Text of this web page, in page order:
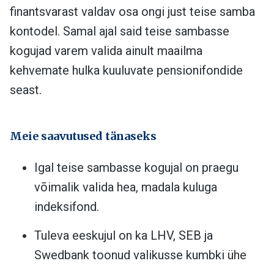
finantsvarast valdav osa ongi just teise samba
kontodel. Samal ajal said teise sambasse
kogujad varem valida ainult maailma
kehvemate hulka kuuluvate pensionifondide
seast.
Meie saavutused tänaseks
Igal teise sambasse kogujal on praegu
võimalik valida hea, madala kuluga
indeksifond.
Tuleva eeskujul on ka LHV, SEB ja
Swedbank toonud valikusse kumbki ühe